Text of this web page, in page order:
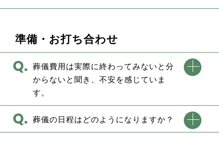
準備・お打ち合わせ
葬儀費用は実際に終わってみないと分
からないと聞き、不安を感じていま
す。
葬儀の日程はどのようになりますか？